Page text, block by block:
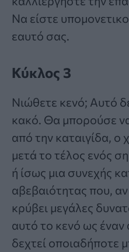
Να είστε
εαυτό σας.
Κύκλος 3
Νιώθετε κενό; Αυτό
κακό. Θα μπορούσε να
από την καταιγίδα, ο
μετά το τέλος ενός
ή ίσως μια συνεχής
αβεβαιότητας που,
κρύβει μεγάλες
αυτό το κενό ως έναν
δεχτεί οποιαδήποτε